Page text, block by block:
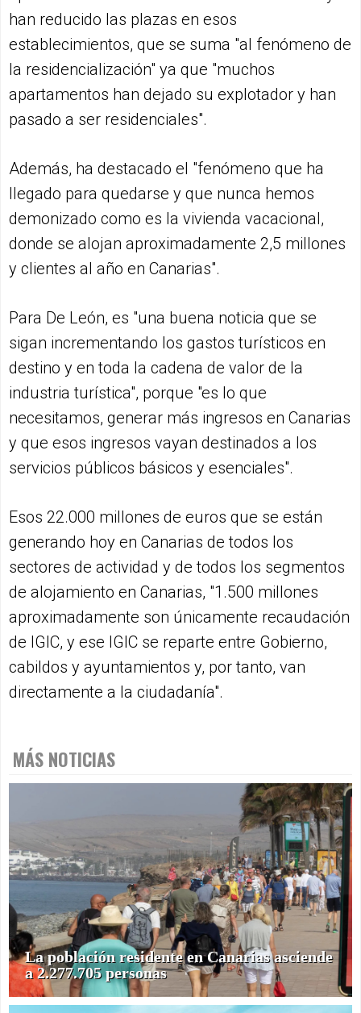
han reducido las plazas en esos
establecimientos, que se suma "al fenómeno de
la residencialización" ya que "muchos
apartamentos han dejado su explotador y han
pasado a ser residenciales".
Además, ha destacado el "fenómeno que ha
llegado para quedarse y que nunca hemos
demonizado como es la vivienda vacacional,
donde se alojan aproximadamente 2,5 millones
y clientes al año en Canarias".
Para De León, es "una buena noticia que se
sigan incrementando los gastos turísticos en
destino y en toda la cadena de valor de la
industria turística", porque "es lo que
necesitamos, generar más ingresos en Canarias
y que esos ingresos vayan destinados a los
servicios públicos básicos y esenciales".
Esos 22.000 millones de euros que se están
generando hoy en Canarias de todos los
sectores de actividad y de todos los segmentos
de alojamiento en Canarias, "1.500 millones
aproximadamente son únicamente recaudación
de IGIC, y ese IGIC se reparte entre Gobierno,
cabildos y ayuntamientos y, por tanto, van
directamente a la ciudadanía".
MÁS NOTICIAS
La población residente en Canarias asciende
a 2.277.705 personas